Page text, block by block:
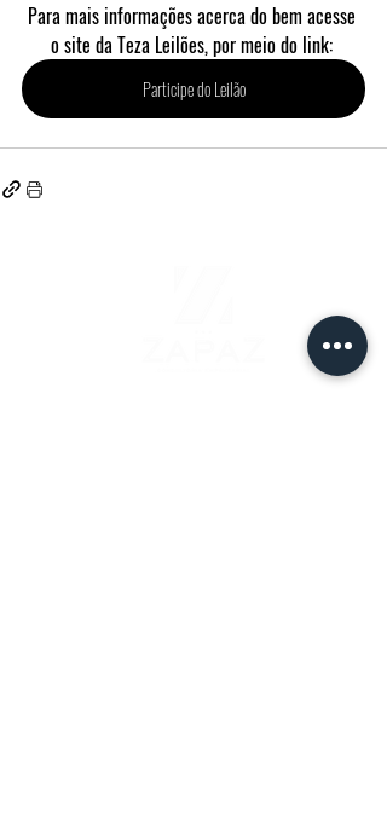
Para mais informações acerca do bem acesse
o site da Teza Leilões, por meio do link:
Participe do Leilão